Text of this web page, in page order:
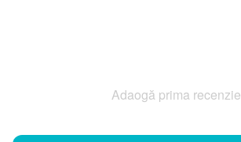
Adaogă prima recenzie